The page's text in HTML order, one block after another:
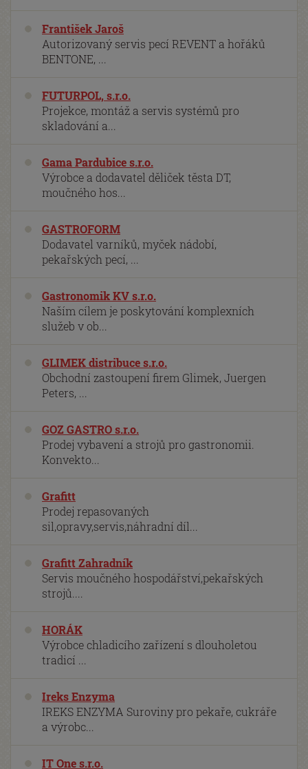
František Jaroš
Autorizovaný servis pecí REVENT a hořáků
BENTONE, ...
FUTURPOL, s.r.o.
Projekce, montáž a servis systémů pro
skladování a...
Gama Pardubice s.r.o.
Výrobce a dodavatel děliček těsta DT,
moučného hos...
GASTROFORM
Dodavatel varníků, myček nádobí,
pekařských pecí, ...
Gastronomik KV s.r.o.
Naším cílem je poskytování komplexních
služeb v ob...
GLIMEK distribuce s.r.o.
Obchodní zastoupení firem Glimek, Juergen
Peters, ...
GOZ GASTRO s.r.o.
Prodej vybavení a strojů pro gastronomii.
Konvekto...
Grafitt
Prodej repasovaných
sil,opravy,servis,náhradní díl...
Grafitt Zahradník
Servis moučného hospodářství,pekařských
strojů....
HORÁK
Výrobce chladicího zařízení s dlouholetou
tradicí ...
Ireks Enzyma
IREKS ENZYMA Suroviny pro pekaře, cukráře
a výrobc...
IT One s.r.o.